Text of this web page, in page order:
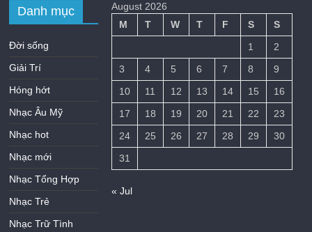
Danh mục
Đời sống
Giải Trí
Hóng hớt
Nhạc Âu Mỹ
Nhạc hot
Nhạc mới
Nhạc Tổng Hợp
Nhạc Trẻ
Nhạc Trữ Tình
August 2026
M
T W T F S
S
1
2
3
4 5 6 7 8
9
10
11 12 13 14 15
16
17
18 19 20 21 22
23
24
25 26 27 28 29
30
31
« Jul